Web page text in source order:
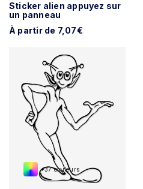
Sticker alien appuyez sur
un panneau
À partir de 7,07€
+37 couleurs